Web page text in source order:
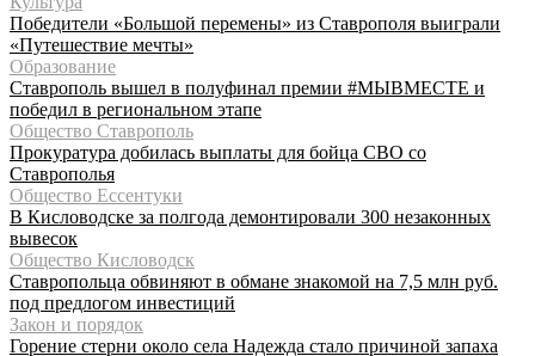
Победители «Большой перемены» из Ставрополя выиграли
«Путешествие мечты»
Образование
Ставрополь вышел в полуфинал премии #МЫВМЕСТЕ и
победил в региональном этапе
Общество Ставрополь
Прокуратура добилась выплаты для бойца СВО со
Ставрополья
Общество Ессентуки
В Кисловодске за полгода демонтировали 300 незаконных
вывесок
Общество Кисловодск
Ставропольца обвиняют в обмане знакомой на 7,5 млн руб.
под предлогом инвестиций
Закон и порядок
Горение стерни около села Надежда стало причиной запаха